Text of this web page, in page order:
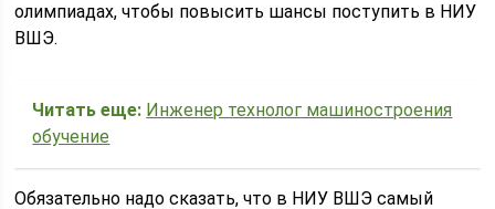
олимпиадах, чтобы повысить шансы поступить в НИУ
ВШЭ.
Читать еще: Инженер технолог машиностроения
обучение
Обязательно надо сказать, что в НИУ ВШЭ самый